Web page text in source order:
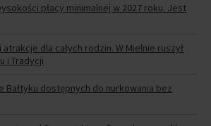
płacy minimalnej w 2027 roku. Jest
dla całych rodzin. W Mielnie ruszył
i Tradycji
Bałtyku dostępnych do nurkowania bez